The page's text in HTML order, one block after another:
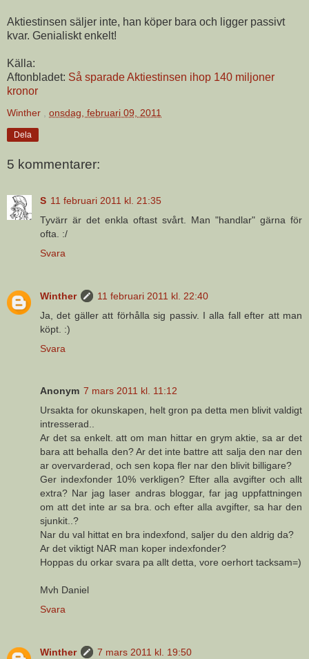
Aktiestinsen säljer inte, han köper bara och ligger passivt
kvar. Genialiskt enkelt!
Källa:
Aftonbladet: Så sparade Aktiestinsen ihop 140 miljoner
kronor
Winther , onsdag, februari 09, 2011
Dela
5 kommentarer:
S 11 februari 2011 kl. 21:35
Tyvärr är det enkla oftast svårt. Man "handlar" gärna för
ofta. :/
Svara
Winther
11 februari 2011 kl. 22:40
Ja, det gäller att förhålla sig passiv. I alla fall efter att man
köpt. :)
Svara
Anonym 7 mars 2011 kl. 11:12
Ursakta for okunskapen, helt gron pa detta men blivit valdigt
intresserad..
Ar det sa enkelt. att om man hittar en grym aktie, sa ar det
bara att behalla den? Ar det inte battre att salja den nar den
ar overvarderad, och sen kopa fler nar den blivit billigare?
Ger indexfonder 10% verkligen? Efter alla avgifter och allt
extra? Nar jag laser andras bloggar, far jag uppfattningen
om att det inte ar sa bra. och efter alla avgifter, sa har den
sjunkit..?
Nar du val hittat en bra indexfond, saljer du den aldrig da?
Ar det viktigt NAR man koper indexfonder?
Hoppas du orkar svara pa allt detta, vore oerhort tacksam=)
Mvh Daniel
Svara
Winther
7 mars 2011 kl. 19:50